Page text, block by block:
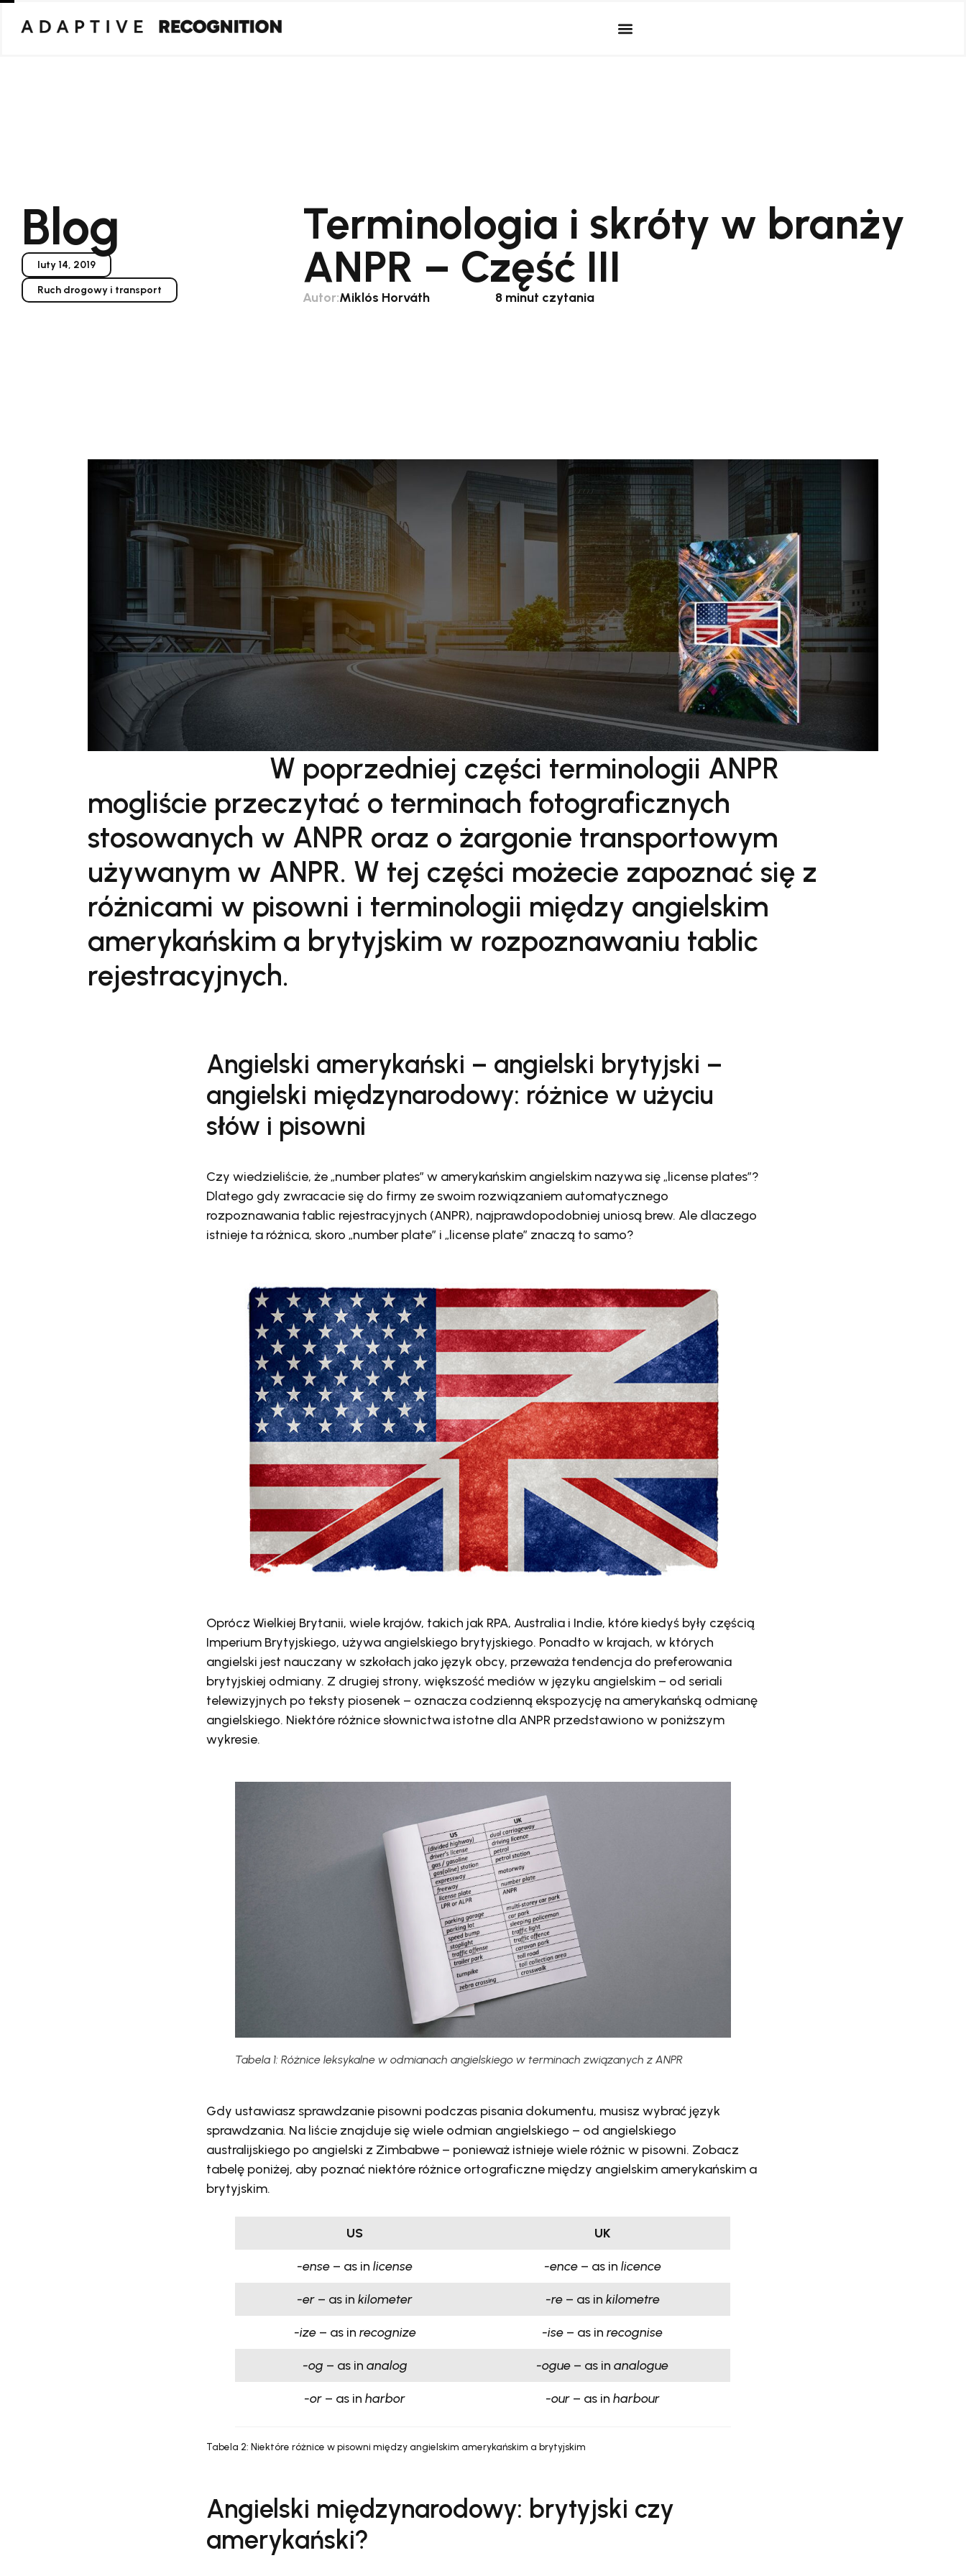
Blog
luty 14, 2019
Ruch drogowy i transport
Terminologia i skróty w branży
ANPR – Część III
Autor:Miklós Horváth 8 minut czytania
W poprzedniej części terminologii ANPR
mogliście przeczytać o terminach fotograficznych
stosowanych w ANPR oraz o żargonie transportowym
używanym w ANPR. W tej części możecie zapoznać się z
różnicami w pisowni i terminologii między angielskim
amerykańskim a brytyjskim w rozpoznawaniu tablic
rejestracyjnych.
Angielski amerykański – angielski brytyjski –
angielski międzynarodowy: różnice w użyciu
słów i pisowni
Czy wiedzieliście, że „number plates” w amerykańskim angielskim nazywa się „license plates”?
Dlatego gdy zwracacie się do firmy ze swoim rozwiązaniem automatycznego
rozpoznawania tablic rejestracyjnych (ANPR), najprawdopodobniej uniosą brew. Ale dlaczego
istnieje ta różnica, skoro „number plate” i „license plate” znaczą to samo?
Oprócz Wielkiej Brytanii, wiele krajów, takich jak RPA, Australia i Indie, które kiedyś były częścią
Imperium Brytyjskiego, używa angielskiego brytyjskiego. Ponadto w krajach, w których
angielski jest nauczany w szkołach jako język obcy, przeważa tendencja do preferowania
brytyjskiej odmiany. Z drugiej strony, większość mediów w języku angielskim – od seriali
telewizyjnych po teksty piosenek – oznacza codzienną ekspozycję na amerykańską odmianę
angielskiego. Niektóre różnice słownictwa istotne dla ANPR przedstawiono w poniższym
wykresie.
Tabela 1: Różnice leksykalne w odmianach angielskiego w terminach związanych z ANPR
Gdy ustawiasz sprawdzanie pisowni podczas pisania dokumentu, musisz wybrać język
sprawdzania. Na liście znajduje się wiele odmian angielskiego – od angielskiego
australijskiego po angielski z Zimbabwe – ponieważ istnieje wiele różnic w pisowni. Zobacz
tabelę poniżej, aby poznać niektóre różnice ortograficzne między angielskim amerykańskim a
brytyjskim.
US UK
-ense – as in license -ence– as in licence
-er – as in kilometer -re– as in kilometre
-ize– as in recognize -ise – as in recognise
-og – as in analog -ogue – as in analogue
-or – as in harbor -our– as in harbour
Tabela 2: Niektóre różnice w pisowni między angielskim amerykańskim a brytyjskim
Angielski międzynarodowy: brytyjski czy
amerykański?